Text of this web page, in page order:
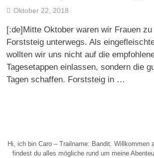
Oktober 22, 2018
[:de]Mitte Oktober waren wir Frauen
Forststeig unterwegs. Als
wollten wir uns nicht auf die
Tagesetappen einlassen, sondern die
Tagen schaffen. Forststeig in …
Hi, ich bin Caro – Trailname: Bandit. Willkommen
findest du alles mögliche rund um meine